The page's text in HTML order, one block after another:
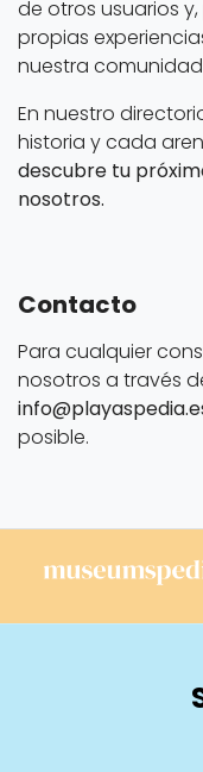
de otros usuarios
propias
nuestra
En nuestro
historia y cada
descubre tu
nosotros.
Contacto
Para cualquier
nosotros a través
posible.